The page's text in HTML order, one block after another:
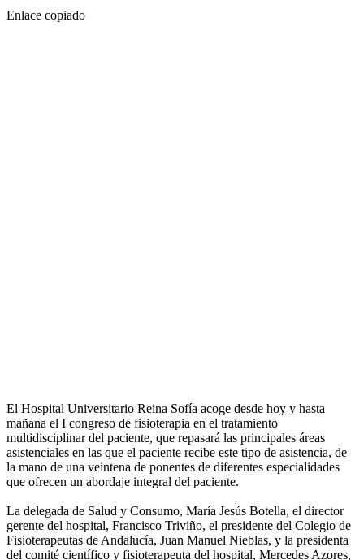
Enlace copiado
El Hospital Universitario Reina Sofía acoge desde hoy y hasta
mañana el I congreso de fisioterapia en el tratamiento
multidisciplinar del paciente, que repasará las principales áreas
asistenciales en las que el paciente recibe este tipo de asistencia, de
la mano de una veintena de ponentes de diferentes especialidades
que ofrecen un abordaje integral del paciente.
La delegada de Salud y Consumo, María Jesús Botella, el director
gerente del hospital, Francisco Triviño, el presidente del Colegio de
Fisioterapeutas de Andalucía, Juan Manuel Nieblas, y la presidenta
del comité científico y fisioterapeuta del hospital, Mercedes Azores,